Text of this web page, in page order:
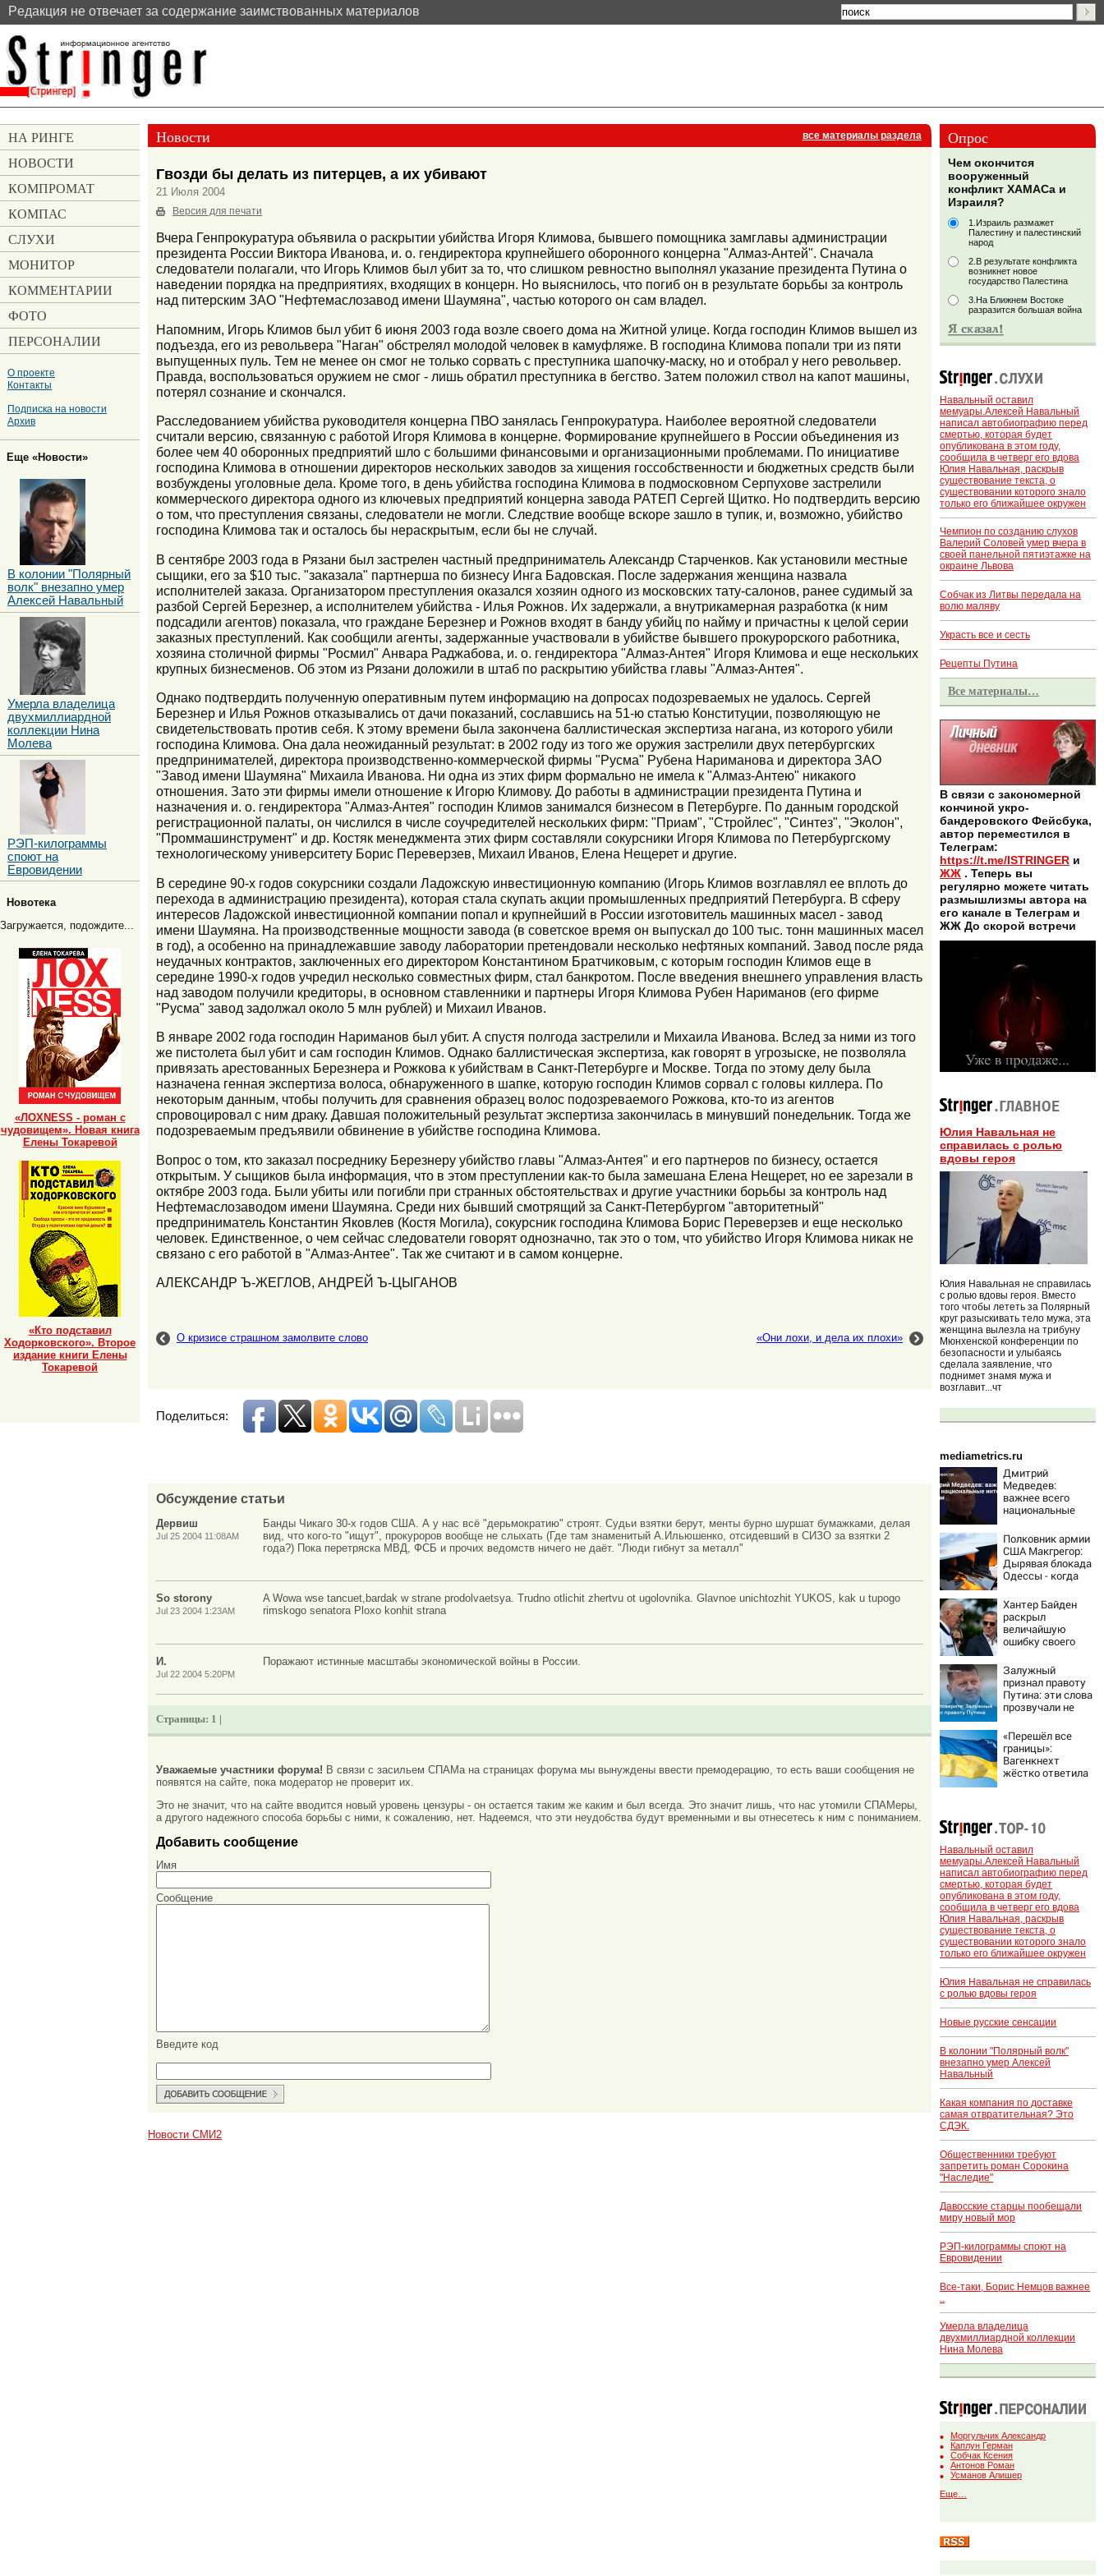
Pедакция не отвечает за содержание заимствованных материалов
Новости все материалы раздела
Гвозди бы делать из питерцев, а их убивают
21 Июля 2004
Версия для печати
Вчера Генпрокуратура объявила о раскрытии убийства Игоря Климова, бывшего помощника замглавы администрации
президента России Виктора Иванова, и. о. гендиректора крупнейшего оборонного концерна "Алмаз-Антей". Сначала
следователи полагали, что Игорь Климов был убит за то, что слишком ревностно выполнял указание президента Путина о
наведении порядка на предприятиях, входящих в концерн. Но выяснилось, что погиб он в результате борьбы за контроль
над питерским ЗАО "Нефтемаслозавод имени Шаумяна", частью которого он сам владел.
Напомним, Игорь Климов был убит 6 июня 2003 года возле своего дома на Житной улице. Когда господин Климов вышел из
подъезда, его из револьвера "Наган" обстрелял молодой человек в камуфляже. В господина Климова попали три из пяти
выпущенных пуль. Тем не менее он смог не только сорвать с преступника шапочку-маску, но и отобрал у него револьвер.
Правда, воспользоваться оружием не смог - лишь обратил преступника в бегство. Затем положил ствол на капот машины,
потерял сознание и скончался.
Расследованием убийства руководителя концерна ПВО занялась Генпрокуратура. Наиболее вероятной следователи
считали версию, связанную с работой Игоря Климова в концерне. Формирование крупнейшего в России объединения из
более чем 40 оборонных предприятий шло с большими финансовыми и организационными проблемами. По инициативе
господина Климова в отношении директоров нескольких заводов за хищения госсобственности и бюджетных средств были
возбуждены уголовные дела. Кроме того, в день убийства господина Климова в подмосковном Серпухове застрелили
коммерческого директора одного из ключевых предприятий концерна завода РАТЕП Сергей Щитко. Но подтвердить версию
о том, что преступления связаны, следователи не могли. Следствие вообще вскоре зашло в тупик, и, возможно, убийство
господина Климова так и осталось бы нераскрытым, если бы не случай.
В сентябре 2003 года в Рязани был застрелен частный предприниматель Александр Старченков. Как установили местные
сыщики, его за $10 тыс. "заказала" партнерша по бизнесу Инга Бадовская. После задержания женщина назвала
исполнителей заказа. Организатором преступления оказался хозяин одного из московских тату-салонов, ранее судимый за
разбой Сергей Березнер, а исполнителем убийства - Илья Рожнов. Их задержали, а внутрикамерная разработка (к ним
подсадили агентов) показала, что граждане Березнер и Рожнов входят в банду убийц по найму и причастны к целой серии
заказных преступлений. Как сообщили агенты, задержанные участвовали в убийстве бывшего прокурорского работника,
хозяина столичной фирмы "Росмил" Анвара Раджабова, и. о. гендиректора "Алмаз-Антея" Игоря Климова и еще нескольких
крупных бизнесменов. Об этом из Рязани доложили в штаб по раскрытию убийства главы "Алмаз-Антея".
Однако подтвердить полученную оперативным путем информацию на допросах подозреваемых не удалось. Сергей
Березнер и Илья Рожнов отказывались от дачи показаний, сославшись на 51-ю статью Конституции, позволяющую не
свидетельствовать против себя. К этому времени была закончена баллистическая экспертиза нагана, из которого убили
господина Климова. Она дала неожиданный результат: в 2002 году из того же оружия застрелили двух петербургских
предпринимателей, директора производственно-коммерческой фирмы "Русма" Рубена Нариманова и директора ЗАО
"Завод имени Шаумяна" Михаила Иванова. Ни одна из этих фирм формально не имела к "Алмаз-Антею" никакого
отношения. Зато эти фирмы имели отношение к Игорю Климову. До работы в администрации президента Путина и
назначения и. о. гендиректора "Алмаз-Антея" господин Климов занимался бизнесом в Петербурге. По данным городской
регистрационной палаты, он числился в числе соучредителей нескольких фирм: "Приам", "Стройлес", "Синтез", "Эколон",
"Проммашинструмент" и др. Костяк менеджмента этих фирм составляли сокурсники Игоря Климова по Петербургскому
технологическому университету Борис Переверзев, Михаил Иванов, Елена Нещерет и другие.
В середине 90-х годов сокурсники создали Ладожскую инвестиционную компанию (Игорь Климов возглавлял ее вплоть до
перехода в администрацию президента), которая стала скупать акции промышленных предприятий Петербурга. В сферу
интересов Ладожской инвестиционной компании попал и крупнейший в России изготовитель машинных масел - завод
имени Шаумяна. На производственные мощности завода (в советское время он выпускал до 100 тыс. тонн машинных масел
в год), а особенно на принадлежавшие заводу лаборатории претендовали несколько нефтяных компаний. Завод после ряда
неудачных контрактов, заключенных его директором Константином Братчиковым, с которым господин Климов еще в
середине 1990-х годов учредил несколько совместных фирм, стал банкротом. После введения внешнего управления власть
над заводом получили кредиторы, в основном ставленники и партнеры Игоря Климова Рубен Нариманов (его фирме
"Русма" завод задолжал около 5 млн рублей) и Михаил Иванов.
В январе 2002 года господин Нариманов был убит. А спустя полгода застрелили и Михаила Иванова. Вслед за ними из того
же пистолета был убит и сам господин Климов. Однако баллистическая экспертиза, как говорят в угрозыске, не позволяла
привязать арестованных Березнера и Рожкова к убийствам в Санкт-Петербурге и Москве. Тогда по этому делу была
назначена генная экспертиза волоса, обнаруженного в шапке, которую господин Климов сорвал с головы киллера. По
некоторым данным, чтобы получить для сравнения образец волос подозреваемого Рожкова, кто-то из агентов
спровоцировал с ним драку. Давшая положительный результат экспертиза закончилась в минувший понедельник. Тогда же
подозреваемым предъявили обвинение в убийстве господина Климова.
Вопрос о том, кто заказал посреднику Березнеру убийство главы "Алмаз-Антея" и его партнеров по бизнесу, остается
открытым. У сыщиков была информация, что в этом преступлении как-то была замешана Елена Нещерет, но ее зарезали в
октябре 2003 года. Были убиты или погибли при странных обстоятельствах и другие участники борьбы за контроль над
Нефтемаслозаводом имени Шаумяна. Среди них бывший смотрящий за Санкт-Петербургом "авторитетный"
предприниматель Константин Яковлев (Костя Могила), сокурсник господина Климова Борис Переверзев и еще несколько
человек. Единственное, о чем сейчас следователи говорят однозначно, так это о том, что убийство Игоря Климова никак не
связано с его работой в "Алмаз-Антее". Так же считают и в самом концерне.
АЛЕКСАНДР Ъ-ЖЕГЛОВ, АНДРЕЙ Ъ-ЦЫГАНОВ
О кризисе страшном замолвите слово «Они лохи, и дела их плохи»
Поделиться:
Обсуждение статьи
Дервиш
Jul 25 2004 11:08AM
Банды Чикаго 30-х годов США. А у нас всё "дерьмократию" строят. Судьи взятки берут, менты бурно шуршат бумажками, делая
вид, что кого-то "ищут", прокуроров вообще не слыхать (Где там знаменитый А.Ильюшенко, отсидевший в СИЗО за взятки 2
года?) Пока перетряска МВД, ФСБ и прочих ведомств ничего не даёт. "Люди гибнут за металл"
So storony
Jul 23 2004 1:23AM
A Wowa wse tancuet,bardak w strane prodolvaetsya. Trudno otlichit zhertvu ot ugolovnika. Glavnoe unichtozhit YUKOS, kak u tupogo
rimskogo senatora Ploxo konhit strana
И.
Jul 22 2004 5:20PM
Поражают истинные масштабы экономической войны в России.
Страницы: 1 |
Уважаемые участники форума! В связи с засильем СПАМа на страницах форума мы вынуждены ввести премодерацию, то есть ваши сообщения не
появятся на сайте, пока модератор не проверит их.
Это не значит, что на сайте вводится новый уровень цензуры - он остается таким же каким и был всегда. Это значит лишь, что нас утомили СПАМеры,
а другого надежного способа борьбы с ними, к сожалению, нет. Надеемся, что эти неудобства будут временными и вы отнесетесь к ним с пониманием.
Добавить сообщение
Имя
Сообщение
Введите код
Новости СМИ2
Опрос
Чем окончится
вооруженный
конфликт ХАМАСа и
Израиля?
1.Израиль размажет
Палестину и палестинский
народ
2.В результате конфликта
возникнет новое
государство Палестина
3.На Ближнем Востоке
разразится большая война
Навальный оставил
мемуары.Алексей Навальный
написал автобиографию перед
смертью, которая будет
опубликована в этом году,
сообщила в четверг его вдова
Юлия Навальная, раскрыв
существование текста, о
существовании которого знало
только его ближайшее окружен
Чемпион по созданию слухов
Валерий Соловей умер вчера в
своей панельной пятиэтажке на
окраине Львова
Собчак из Литвы передала на
волю маляву
Украсть все и сесть
Рецепты Путина
Все материалы…
В связи с закономерной
кончиной укро-
бандеровского Фейсбука,
автор переместился в
Телеграм:
https://t.me/ISTRINGER и
ЖЖ . Теперь вы
регулярно можете читать
размышлизмы автора на
его канале в Телеграм и
ЖЖ До скорой встречи
Юлия Навальная не
справилась с ролью
вдовы героя
Юлия Навальная не справилась
с ролью вдовы героя. Вместо
того чтобы лететь за Полярный
круг разыскивать тело мужа, эта
женщина вылезла на трибуну
Мюнхенской конференции по
безопасности и улыбаясь
сделала заявление, что
поднимет знамя мужа и
возглавит...чт
mediametrics.ru
Дмитрий
Медведев:
важнее всего
национальные
Полковник армии
США Макгрегор:
Дырявая блокада
Одессы - когда
командовании
ВМФ России за
это полетят
головы?
Хантер Байден
раскрыл
величайшую
ошибку своего
бездействие
против Трампа
Залужный
признал правоту
Путина: эти слова
прозвучали не
«Перешёл все
границы»:
Вагенкнехт
жёстко ответила
Навальный оставил
мемуары.Алексей Навальный
написал автобиографию перед
смертью, которая будет
опубликована в этом году,
сообщила в четверг его вдова
Юлия Навальная, раскрыв
существование текста, о
существовании которого знало
только его ближайшее окружен
Юлия Навальная не справилась
с ролью вдовы героя
Новые русские сенсации
В колонии "Полярный волк"
внезапно умер Алексей
Навальный
Какая компания по доставке
самая отвратительная? Это
СДЭК.
Общественники требуют
запретить роман Сорокина
"Наследие"
Давосские старцы пообещали
миру новый мор
РЭП-килограммы споют на
Евровидении
Все-таки, Борис Немцов важнее
Умерла владелица
двухмиллиардной коллекции
Нина Молева
Моргульчик Александр
Каплун Герман
Собчак Ксения
Антонов Роман
Усманов Алишер
Еще…
НА РИНГЕ
НОВОСТИ
КОМПРОМАТ
КОМПАС
СЛУХИ
МОНИТОР
КОММЕНТАРИИ
ФОТО
ПЕРСОНАЛИИ
О проекте
Контакты
Подписка на новости
Архив
Еще «Новости»
В колонии "Полярный
волк" внезапно умер
Алексей Навальный
Умерла владелица
двухмиллиардной
коллекции Нина
Молева
РЭП-килограммы
споют на
Евровидении
Новотека
Загружается, подождите...
«ЛОХNESS - роман с
чудовищем». Новая книга
Елены Токаревой
«Кто подставил
Ходорковского». Второе
издание книги Елены
Токаревой